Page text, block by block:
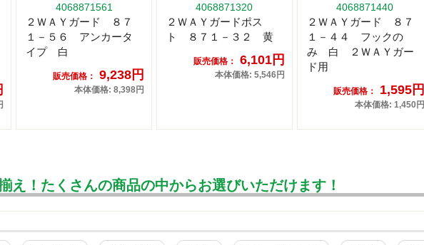
4068871561
２ＷＡＹガード ８７
１－５６ アンカータ
イプ 白
販売価格： 9,238円
本体価格: 8,398円
4068871320
２ＷＡＹガードポス
ト ８７１－３２ 黄
販売価格： 6,101円
本体価格: 5,546円
4068871440
２ＷＡＹガード ８７
１－４４ フックの
み 白 ２ＷＡＹガー
ド用
販売価格： 1,595円
本体価格: 1,450円
え！たくさんの商品の中からお選びいただけます！